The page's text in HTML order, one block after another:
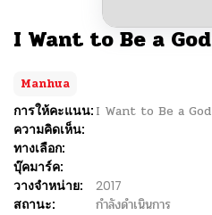
I Want to Be a God
Manhua
การให้คะแนน: I Want to Be a God
ความคิดเห็น:
ทางเลือก:
บุ๊คมาร์ค:
วางจำหน่าย:
2017
สถานะ:
กำลังดำเนินการ